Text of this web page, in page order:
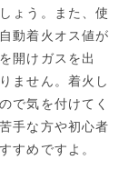
ょう。また、使
動着火オス値が
開けガスを出
ません。着火し
で気を付けてく
手な方や初心者
すめですよ。